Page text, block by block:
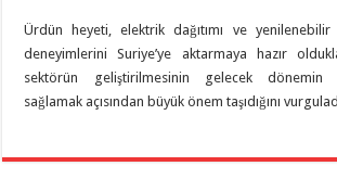
Ürdün heyeti, elektrik dağıtımı ve yenilenebilir
deneyimlerini Suriye’ye aktarmaya hazır
sektörün geliştirilmesinin gelecek dönemin
sağlamak açısından büyük önem taşıdığını